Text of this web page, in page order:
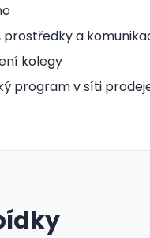
a
kolegy
program v síti